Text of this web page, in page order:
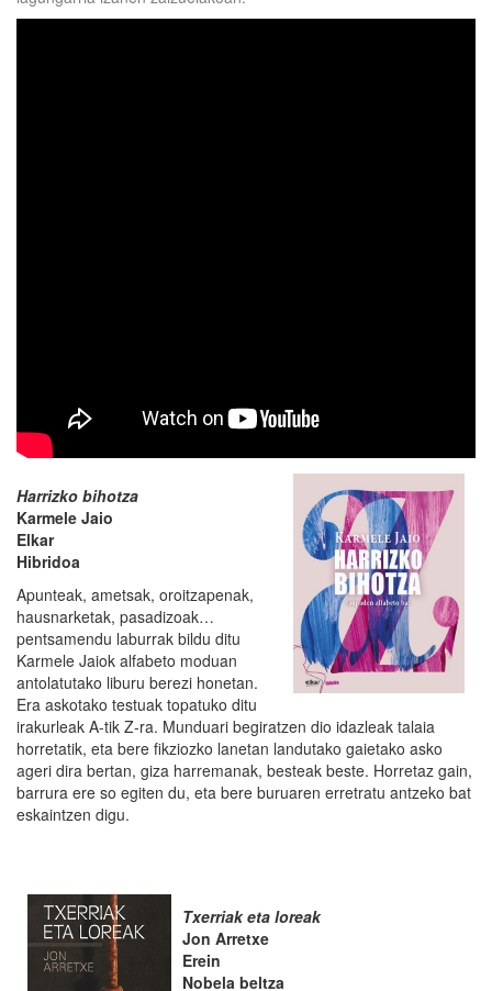
Harrizko bihotza
Karmele Jaio
Elkar
Hibridoa
Apunteak, ametsak, oroitzapenak,
hausnarketak, pasadizoak…
pentsamendu laburrak bildu ditu
Karmele Jaiok alfabeto moduan
antolatutako liburu berezi honetan.
Era askotako testuak topatuko ditu
irakurleak A-tik Z-ra. Munduari begiratzen dio idazleak talaia
horretatik, eta bere fikziozko lanetan landutako gaietako asko
ageri dira bertan, giza harremanak, besteak beste. Horretaz gain,
barrura ere so egiten du, eta bere buruaren erretratu antzeko bat
eskaintzen digu.
Txerriak eta loreak
Jon Arretxe
Erein
Nobela beltza